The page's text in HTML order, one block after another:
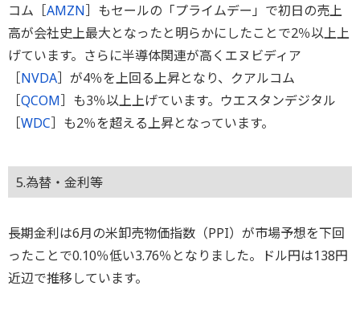
コム［AMZN］もセールの「プライムデー」で初日の売上
高が会社史上最大となったと明らかにしたことで2％以上上
げています。さらに半導体関連が高くエヌビディア
［NVDA］が4％を上回る上昇となり、クアルコム
［QCOM］も3％以上上げています。ウエスタンデジタル
［WDC］も2％を超える上昇となっています。
5.為替・金利等
長期金利は6月の米卸売物価指数（PPI）が市場予想を下回
ったことで0.10％低い3.76％となりました。ドル円は138円
近辺で推移しています。